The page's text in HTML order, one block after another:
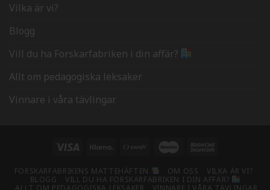
Vilka är vi?
Blogg
Vill du ha Forskarfabriken i din affär?
Allt om pedagogiska leksaker
Vinnare i våra tävlingar
Visa Klarna
Swish
Maestro
FORSKARFABRIKENS MATTEHÄFTEN OM OSS
VILKA ÄR VI?
BLOGG
VILL DU HA FORSKARFABRIKEN I DIN AFFÄR?
ALLT OM PEDAGOGISKA LEKSAKER
VINNARE I VÅRA TÄVLINGAR